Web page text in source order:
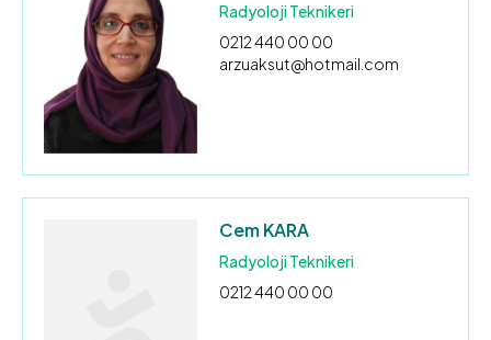
Radyoloji Teknikeri
0212 440 00 00
arzuaksut@hotmail.com
Cem KARA
Radyoloji Teknikeri
0212 440 00 00